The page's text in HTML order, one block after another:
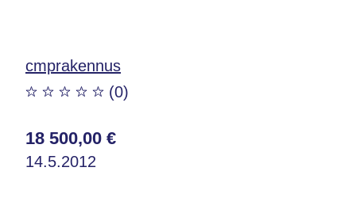
cmprakennus
(0)
18 500,00 €
14.5.2012